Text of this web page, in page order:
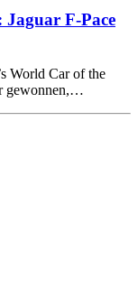
Jaguar F-Pace
World Car of the
gewonnen,…